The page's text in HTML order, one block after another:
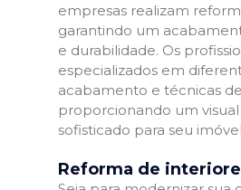
empresas realizam
garantindo um
e durabilidade. Os
especializados em
acabamento e técnicas
proporcionando um
sofisticado para seu
Reforma de